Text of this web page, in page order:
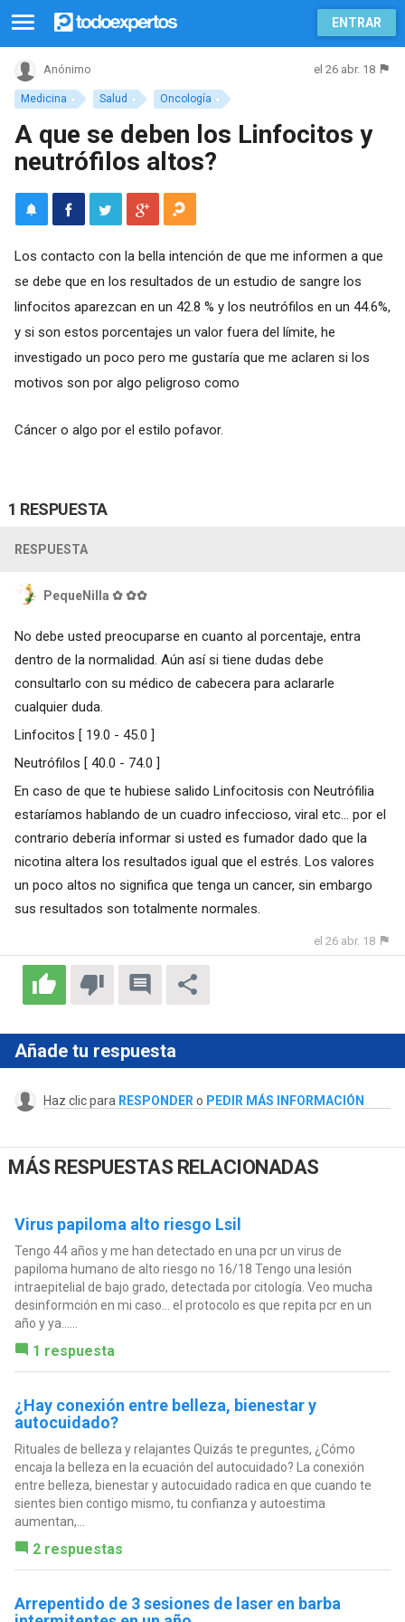
ENTRAR
Medicina Salud Oncología
Anónimo el 26 abr. 18
A que se deben los Linfocitos y
neutrófilos altos?
Los contacto con la bella intención de que me informen a que
se debe que en los resultados de un estudio de sangre los
linfocitos aparezcan en un 42.8 % y los neutrófilos en un 44.6%,
y si son estos porcentajes un valor fuera del límite, he
investigado un poco pero me gustaría que me aclaren si los
motivos son por algo peligroso como
Cáncer o algo por el estilo pofavor.
1 RESPUESTA
RESPUESTA
PequeNilla ✿ ✿✿
No debe usted preocuparse en cuanto al porcentaje, entra
dentro de la normalidad. Aún así si tiene dudas debe
consultarlo con su médico de cabecera para aclararle
cualquier duda.
Linfocitos [ 19.0 - 45.0 ]
Neutrófilos [ 40.0 - 74.0 ]
En caso de que te hubiese salido Linfocitosis con Neutrófilia
estaríamos hablando de un cuadro infeccioso, viral etc... por el
contrario debería informar si usted es fumador dado que la
nicotina altera los resultados igual que el estrés. Los valores
un poco altos no significa que tenga un cancer, sin embargo
sus resultados son totalmente normales.
el 26 abr. 18
Añade tu respuesta
Haz clic para RESPONDER o PEDIR MÁS INFORMACIÓN
MÁS RESPUESTAS RELACIONADAS
Virus papiloma alto riesgo Lsil
Tengo 44 años y me han detectado en una pcr un virus de
papiloma humano de alto riesgo no 16/18 Tengo una lesión
intraepitelial de bajo grado, detectada por citología. Veo mucha
desinformción en mi caso… el protocolo es que repita pcr en un
año y ya…...
1 respuesta
¿Hay conexión entre belleza, bienestar y
autocuidado?
Rituales de belleza y relajantes Quizás te preguntes, ¿Cómo
encaja la belleza en la ecuación del autocuidado? La conexión
entre belleza, bienestar y autocuidado radica en que cuando te
sientes bien contigo mismo, tu confianza y autoestima
aumentan,...
2 respuestas
Arrepentido de 3 sesiones de laser en barba